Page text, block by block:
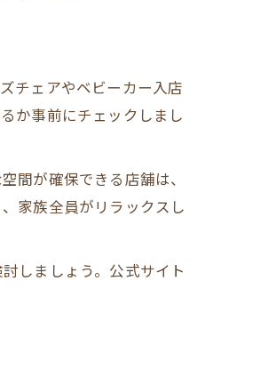
チェアやベビーカー入店
か事前にチェックしまし
間が確保できる店舗は、
家族全員がリラックスし
しましょう。公式サイト